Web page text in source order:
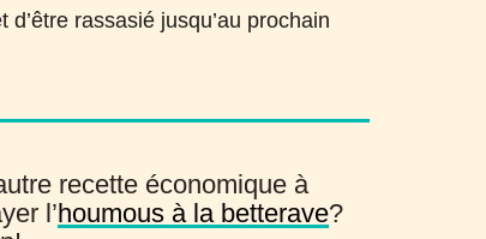
rassasié jusqu’au prochain
recette économique à
l’houmous à la betterave?